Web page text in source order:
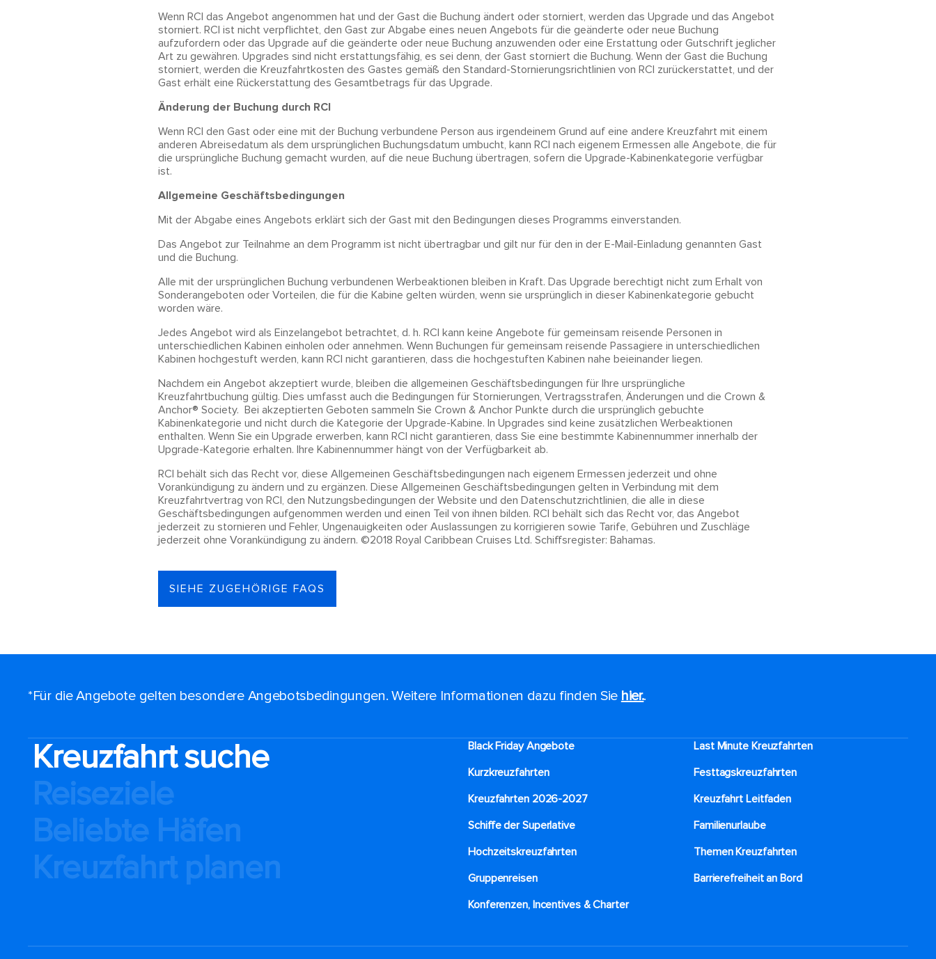
Wenn RCI das Angebot angenommen hat und der Gast die Buchung ändert oder storniert, werden das Upgrade und das Angebot
storniert. RCI ist nicht verpflichtet, den Gast zur Abgabe eines neuen Angebots für die geänderte oder neue Buchung
aufzufordern oder das Upgrade auf die geänderte oder neue Buchung anzuwenden oder eine Erstattung oder Gutschrift jeglicher
Art zu gewähren. Upgrades sind nicht erstattungsfähig, es sei denn, der Gast storniert die Buchung. Wenn der Gast die Buchung
storniert, werden die Kreuzfahrtkosten des Gastes gemäß den Standard-Stornierungsrichtlinien von RCI zurückerstattet, und der
Gast erhält eine Rückerstattung des Gesamtbetrags für das Upgrade.
Änderung der Buchung durch RCI
Wenn RCI den Gast oder eine mit der Buchung verbundene Person aus irgendeinem Grund auf eine andere Kreuzfahrt mit einem
anderen Abreisedatum als dem ursprünglichen Buchungsdatum umbucht, kann RCI nach eigenem Ermessen alle Angebote, die für
die ursprüngliche Buchung gemacht wurden, auf die neue Buchung übertragen, sofern die Upgrade-Kabinenkategorie verfügbar
ist.
Allgemeine Geschäftsbedingungen
Mit der Abgabe eines Angebots erklärt sich der Gast mit den Bedingungen dieses Programms einverstanden.
Das Angebot zur Teilnahme an dem Programm ist nicht übertragbar und gilt nur für den in der E-Mail-Einladung genannten Gast
und die Buchung.
Alle mit der ursprünglichen Buchung verbundenen Werbeaktionen bleiben in Kraft. Das Upgrade berechtigt nicht zum Erhalt von
Sonderangeboten oder Vorteilen, die für die Kabine gelten würden, wenn sie ursprünglich in dieser Kabinenkategorie gebucht
worden wäre.
Jedes Angebot wird als Einzelangebot betrachtet, d. h. RCI kann keine Angebote für gemeinsam reisende Personen in
unterschiedlichen Kabinen einholen oder annehmen. Wenn Buchungen für gemeinsam reisende Passagiere in unterschiedlichen
Kabinen hochgestuft werden, kann RCI nicht garantieren, dass die hochgestuften Kabinen nahe beieinander liegen.
Nachdem ein Angebot akzeptiert wurde, bleiben die allgemeinen Geschäftsbedingungen für Ihre ursprüngliche
Kreuzfahrtbuchung gültig. Dies umfasst auch die Bedingungen für Stornierungen, Vertragsstrafen, Änderungen und die Crown &
Anchor® Society. Bei akzeptierten Geboten sammeln Sie Crown & Anchor Punkte durch die ursprünglich gebuchte
Kabinenkategorie und nicht durch die Kategorie der Upgrade-Kabine. In Upgrades sind keine zusätzlichen Werbeaktionen
enthalten. Wenn Sie ein Upgrade erwerben, kann RCI nicht garantieren, dass Sie eine bestimmte Kabinennummer innerhalb der
Upgrade-Kategorie erhalten. Ihre Kabinennummer hängt von der Verfügbarkeit ab.
RCI behält sich das Recht vor, diese Allgemeinen Geschäftsbedingungen nach eigenem Ermessen jederzeit und ohne
Vorankündigung zu ändern und zu ergänzen. Diese Allgemeinen Geschäftsbedingungen gelten in Verbindung mit dem
Kreuzfahrtvertrag von RCI, den Nutzungsbedingungen der Website und den Datenschutzrichtlinien, die alle in diese
Geschäftsbedingungen aufgenommen werden und einen Teil von ihnen bilden. RCI behält sich das Recht vor, das Angebot
jederzeit zu stornieren und Fehler, Ungenauigkeiten oder Auslassungen zu korrigieren sowie Tarife, Gebühren und Zuschläge
jederzeit ohne Vorankündigung zu ändern. ©2018 Royal Caribbean Cruises Ltd. Schiffsregister: Bahamas.
SIEHE ZUGEHÖRIGE FAQS
*Für die Angebote gelten besondere Angebotsbedingungen. Weitere Informationen dazu finden Sie hier..
Kreuzfahrt suche
Reiseziele
Beliebte Häfen
Kreuzfahrt planen
Black Friday Angebote
Last Minute Kreuzfahrten
Kurzkreuzfahrten​
Festtagskreuzfahrten​
Kreuzfahrten 2026-2027
Kreuzfahrt Leitfaden
Schiffe der Superlative
Familienurlaube​
Hochzeitskreuzfahrten
Themen Kreuzfahrten
Gruppenreisen
Barrierefreiheit an Bord​
Konferenzen, Incentives & Charter